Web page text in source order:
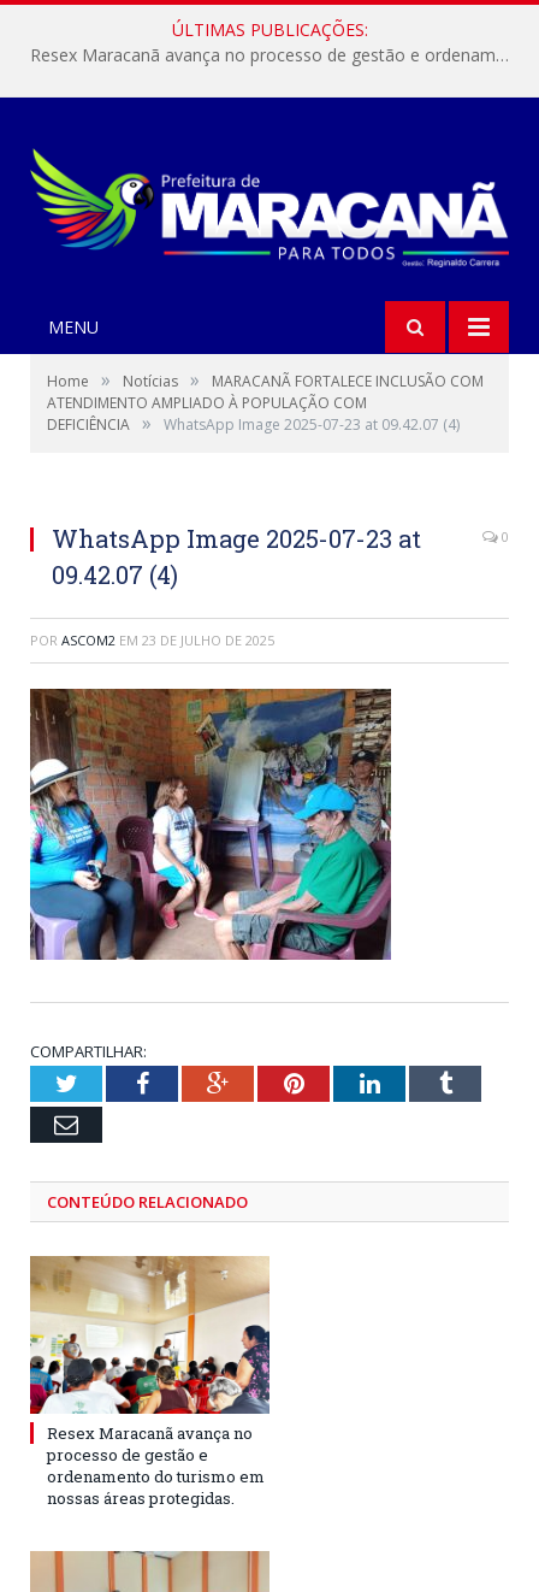
ÚLTIMAS PUBLICAÇÕES:
Resex Maracanã avança no processo de gestão e ordenamento do turismo em nossas áreas protegidas.
MENU
Home » Notícias »
MARACANÃ FORTALECE INCLUSÃO COM
ATENDIMENTO AMPLIADO À POPULAÇÃO COM
DEFICIÊNCIA » WhatsApp Image 2025-07-23 at 09.42.07 (4)
WhatsApp Image 2025-07-23 at
09.42.07 (4)
0
POR ASCOM2 EM 23 DE JULHO DE 2025
COMPARTILHAR:
TwitterFacebookGoogle+PinterestLinkedInTumblr
Email
CONTEÚDO RELACIONADO
Resex Maracanã avança no
processo de gestão e
ordenamento do turismo em
nossas áreas protegidas.